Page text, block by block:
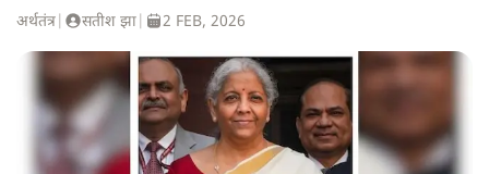
अर्थतंत्र सतीश झा 2 FEB, 2026